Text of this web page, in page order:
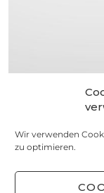
Wir verwenden
zu optimieren.